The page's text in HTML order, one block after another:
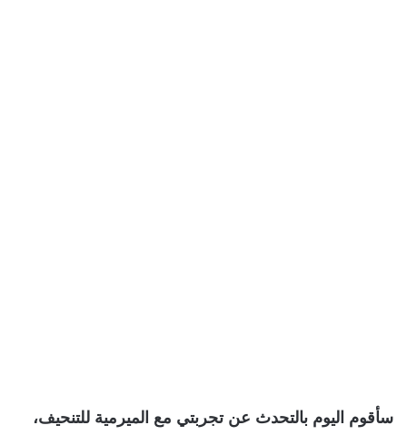
سأقوم اليوم بالتحدث عن تجربتي مع الميرمية للتنحيف،